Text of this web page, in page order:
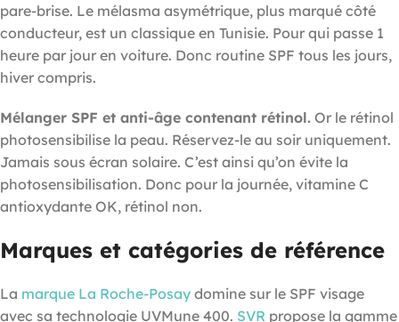
pare-brise. Le mélasma asymétrique, plus marqué côté
conducteur, est un classique en Tunisie. Pour qui passe 1
heure par jour en voiture. Donc routine SPF tous les jours,
hiver compris.
Mélanger SPF et anti-âge contenant rétinol. Or le rétinol
photosensibilise la peau. Réservez-le au soir uniquement.
Jamais sous écran solaire. C’est ainsi qu’on évite la
photosensibilisation. Donc pour la journée, vitamine C
antioxydante OK, rétinol non.
Marques et catégories de référence
La marque La Roche-Posay domine sur le SPF visage
avec sa technologie UVMune 400. SVR propose la gamme